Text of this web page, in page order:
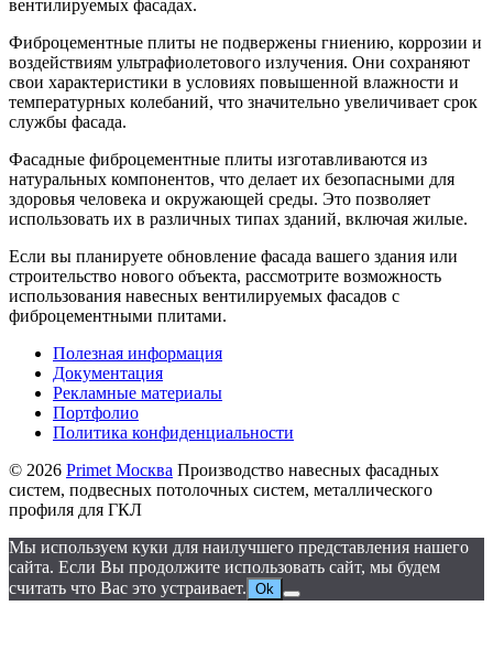
вентилируемых фасадах.
Фиброцементные плиты не подвержены гниению, коррозии и
воздействиям ультрафиолетового излучения. Они сохраняют
свои характеристики в условиях повышенной влажности и
температурных колебаний, что значительно увеличивает срок
службы фасада.
Фасадные фиброцементные плиты изготавливаются из
натуральных компонентов, что делает их безопасными для
здоровья человека и окружающей среды. Это позволяет
использовать их в различных типах зданий, включая жилые.
Если вы планируете обновление фасада вашего здания или
строительство нового объекта, рассмотрите возможность
использования навесных вентилируемых фасадов с
фиброцементными плитами.
Полезная информация
Документация
Рекламные материалы
Портфолио
Политика конфиденциальности
© 2026 Primet Москва Производство навесных фасадных
систем, подвесных потолочных систем, металлического
профиля для ГКЛ
Мы используем куки для наилучшего представления нашего
сайта. Если Вы продолжите использовать сайт, мы будем
считать что Вас это устраивает. Ok